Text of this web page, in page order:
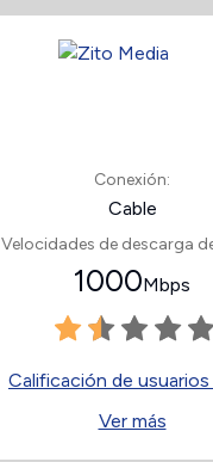
Conexión:
Cable
Velocidades de descarga
1000Mbps
Calificación de usuarios
Ver más